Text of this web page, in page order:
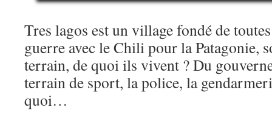
Tres lagos est un village fondé de
guerre avec le Chili pour la Patagonie,
terrain, de quoi ils vivent ? Du
terrain de sport, la police, la
quoi…